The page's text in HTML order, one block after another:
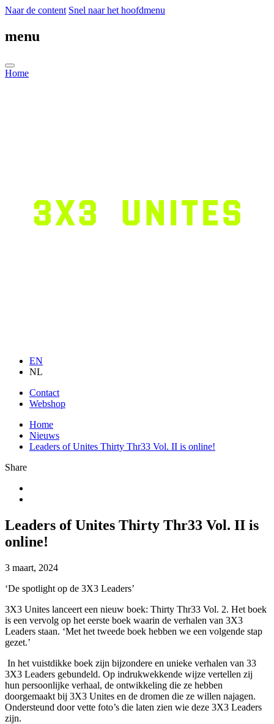
Naar de content Snel naar het hoofdmenu
menu
Home
EN
NL
Contact
Webshop
Home
Nieuws
Leaders of Unites Thirty Thr33 Vol. II is online!
Share
Leaders of Unites Thirty Thr33 Vol. II is
online!
3 maart, 2024
‘De spotlight op de 3X3 Leaders’
3X3 Unites lanceert een nieuw boek: Thirty Thr33 Vol. 2. Het boek
is een vervolg op het eerste boek waarin de verhalen van 3X3
Leaders staan. ‘Met het tweede boek hebben we een volgende stap
gezet.’
In het vuistdikke boek zijn bijzondere en unieke verhalen van 33
3X3 Leaders gebundeld. Op indrukwekkende wijze vertellen zij
hun persoonlijke verhaal, de ontwikkeling die ze hebben
doorgemaakt bij 3X3 Unites en de dromen die ze willen najagen.
Ondersteund door vette foto’s die laten zien wie deze 3X3 Leaders
zijn.